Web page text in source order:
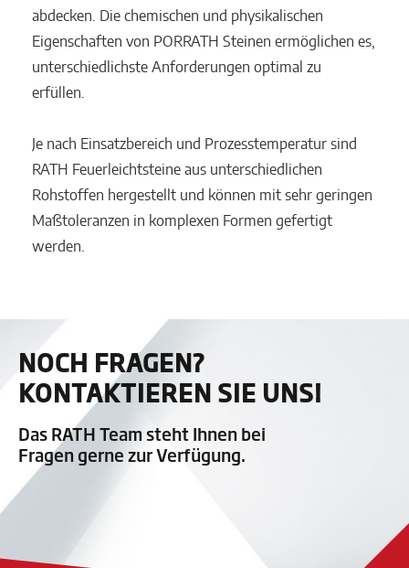
abdecken. Die chemischen und physikalischen
Eigenschaften von PORRATH Steinen ermöglichen es,
unterschiedlichste Anforderungen optimal zu
erfüllen.
Je nach Einsatzbereich und Prozesstemperatur sind
RATH Feuerleichtsteine aus unterschiedlichen
Rohstoffen hergestellt und können mit sehr geringen
Maßtoleranzen in komplexen Formen gefertigt
werden.
NOCH FRAGEN?
KONTAKTIEREN SIE UNS!
Das RATH Team steht Ihnen bei
Fragen gerne zur Verfügung.